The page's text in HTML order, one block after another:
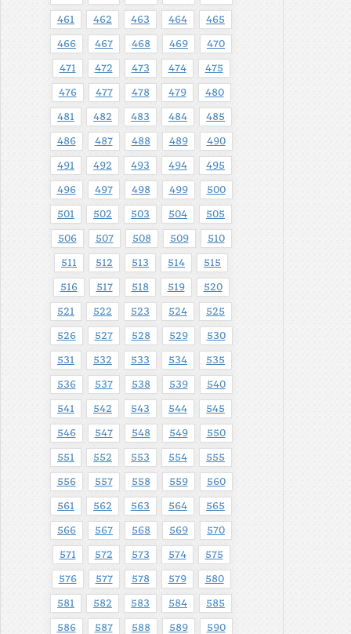
461 462 463 464 465
466 467 468 469 470
471 472 473 474 475
476 477 478 479 480
481 482 483 484 485
486 487 488 489 490
491 492 493 494 495
496 497 498 499 500
501 502 503 504 505
506 507 508 509 510
511 512 513 514 515
516 517 518 519 520
521 522 523 524 525
526 527 528 529 530
531 532 533 534 535
536 537 538 539 540
541 542 543 544 545
546 547 548 549 550
551 552 553 554 555
556 557 558 559 560
561 562 563 564 565
566 567 568 569 570
571 572 573 574 575
576 577 578 579 580
581 582 583 584 585
586 587 588 589 590